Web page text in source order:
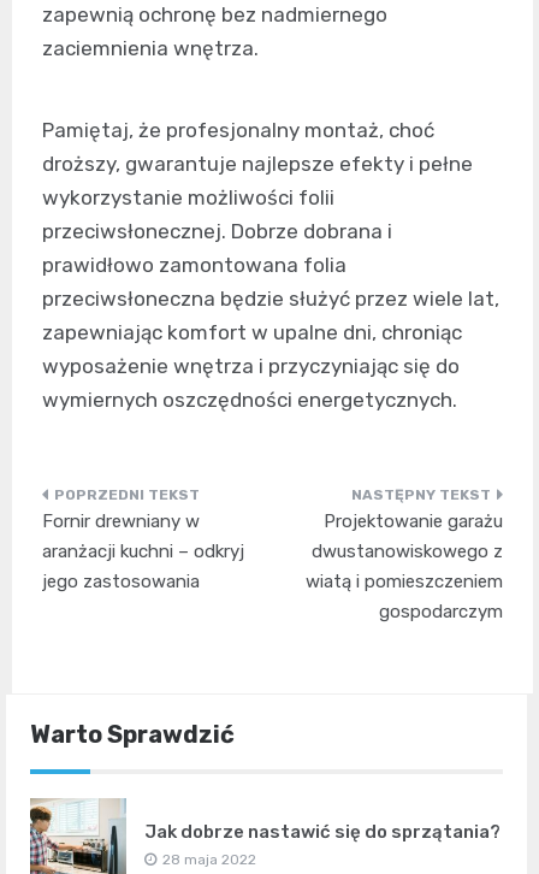
zapewnią ochronę bez nadmiernego
zaciemnienia wnętrza.
Pamiętaj, że profesjonalny montaż, choć
droższy, gwarantuje najlepsze efekty i pełne
wykorzystanie możliwości folii
przeciwsłonecznej. Dobrze dobrana i
prawidłowo zamontowana folia
przeciwsłoneczna będzie służyć przez wiele lat,
zapewniając komfort w upalne dni, chroniąc
wyposażenie wnętrza i przyczyniając się do
wymiernych oszczędności energetycznych.
Nawigacja
wpisu
Fornir drewniany w
aranżacji kuchni – odkryj
jego zastosowania
Projektowanie garażu
dwustanowiskowego z
wiatą i pomieszczeniem
gospodarczym
Warto Sprawdzić
Jak dobrze nastawić się do sprzątania?
28 maja 2022